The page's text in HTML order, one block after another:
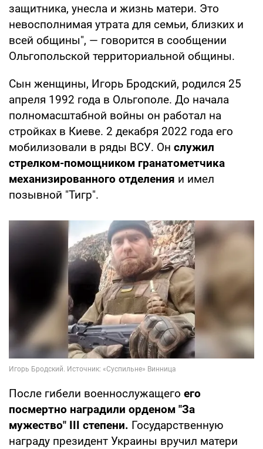
защитника, унесла и жизнь матери. Это
невосполнимая утрата для семьи, близких и
всей общины", — говорится в сообщении
Ольгопольской территориальной общины.
Сын женщины, Игорь Бродский, родился 25
апреля 1992 года в Ольгополе. До начала
полномасштабной войны он работал на
стройках в Киеве. 2 декабря 2022 года его
мобилизовали в ряды ВСУ. Он служил
стрелком-помощником гранатометчика
механизированного отделения и имел
позывной "Тигр".
После гибели военнослужащего его
посмертно наградили орденом "За
мужество" III степени. Государственную
награду президент Украины вручил матери